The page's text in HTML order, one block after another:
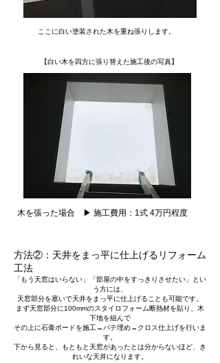
​ここに白い塗装された木を重ね張りします。
【白い木を四方に張り替えた施工後の写真】
木を張った場合 ▶ 施工費用：1式 4万円程度
方法②：天井をまっ平に仕上げるリフォーム
工法
「もう天窓はいらない」「部屋の中をすっきりさせたい」とい
う方には、
天窓部分を塞いで天井をまっ平に仕上げることも可能です。
まず天窓部分に100mmのスタイロフォーム断熱材を貼り、木
下地を組んで
その上に石膏ボードを施工→パテ埋め→クロス仕上げを行いま
す。
下から見ると、もともと天窓があったとは分からないほど、き
れいな天井になります。